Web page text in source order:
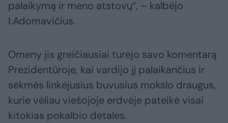
palaikymą ir meno atstovų“, – kalbėjo
I.Adomavičius.
Omeny jis greičiausiai turėjo savo komentarą
Prezidentūroje, kai vardijo jį palaikančius ir
sėkmės linkėjusius buvusius mokslo draugus,
kurie vėliau viešojoje erdvėje pateikė visai
kitokias pokalbio detales.